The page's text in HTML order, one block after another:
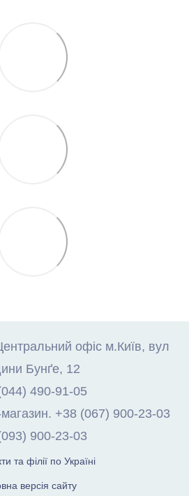
офіс м.Київ, вул
Бунґе, 12
490-91-05
магазин. +38 (067) 900-23-03
900-23-03
та філії по Україні
версія сайту